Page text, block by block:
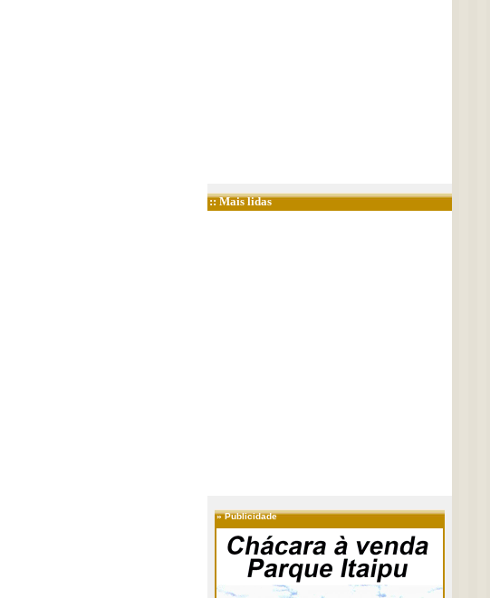
:: Mais lidas
»Publicidade